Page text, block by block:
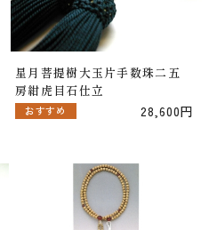
星月菩提樹大玉片手数珠二五
房紺虎目石仕立
28,600円
おすすめ